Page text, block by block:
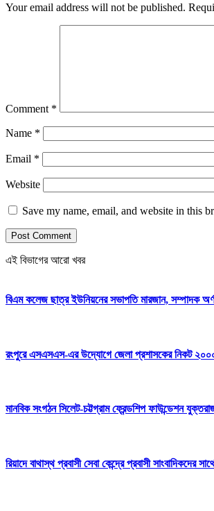
Your email address will not be published.
Comment *
Name *
Email *
Website
Save my name, email, and website in this
এই বিভাগের আরো খবর
বিএম কলেজ ছাত্র ইউনিয়নের সভাপতি মারজান, সম্পাদক
রংপুরে এসএসএস-এর উদ্যোগে জেলা প্রশাসকের নিকট
মানবিক সংগঠন সিলেট-চট্টগ্রাম ফ্রেন্ডশিপ ফাউন্ডেশন
রিয়াদে বাথাস্থ প্রবাসী সেবা কেন্দ্রে প্রবাসী সাংবাদিকদের